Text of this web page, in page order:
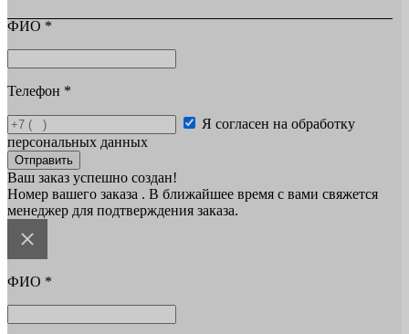
ФИО *
Телефон *
Я согласен на обработку
персональных данных
Отправить
Ваш заказ успешно создан!
Номер вашего заказа . В ближайшее время с вами свяжется
менеджер для подтверждения заказа.
ФИО *